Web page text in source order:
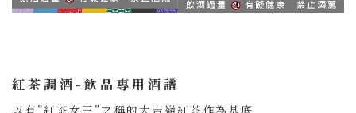
紅茶調酒-飲品專用酒譜
以有”紅茶女王”之稱的大吉嶺紅茶作為基底